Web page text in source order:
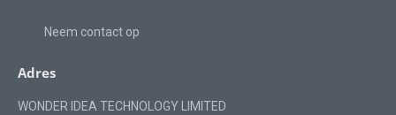
Neem contact op
Adres
WONDER IDEA TECHNOLOGY LIMITED